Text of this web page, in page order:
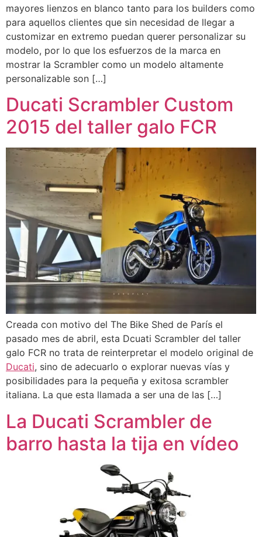
mayores lienzos en blanco tanto para los builders como
para aquellos clientes que sin necesidad de llegar a
customizar en extremo puedan querer personalizar su
modelo, por lo que los esfuerzos de la marca en
mostrar la Scrambler como un modelo altamente
personalizable son […]
Ducati Scrambler Custom
2015 del taller galo FCR
Creada con motivo del The Bike Shed de París el
pasado mes de abril, esta Dcuati Scrambler del taller
galo FCR no trata de reinterpretar el modelo original de
Ducati, sino de adecuarlo o explorar nuevas vías y
posibilidades para la pequeña y exitosa scrambler
italiana. La que esta llamada a ser una de las […]
La Ducati Scrambler de
barro hasta la tija en vídeo